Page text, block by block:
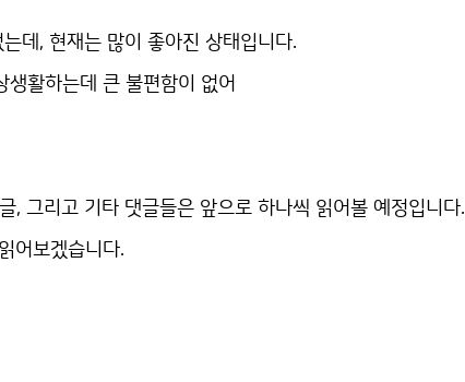
데, 현재는 많이 좋아진 상태입니다.
활하는데 큰 불편함이 없어
, 그리고 기타 댓글들은 앞으로 하나씩 읽어볼 예정입니다.
어보겠습니다.